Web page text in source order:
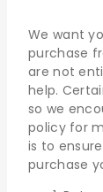
We want
purchase
are not
help.
so we
policy for
is to
purchase